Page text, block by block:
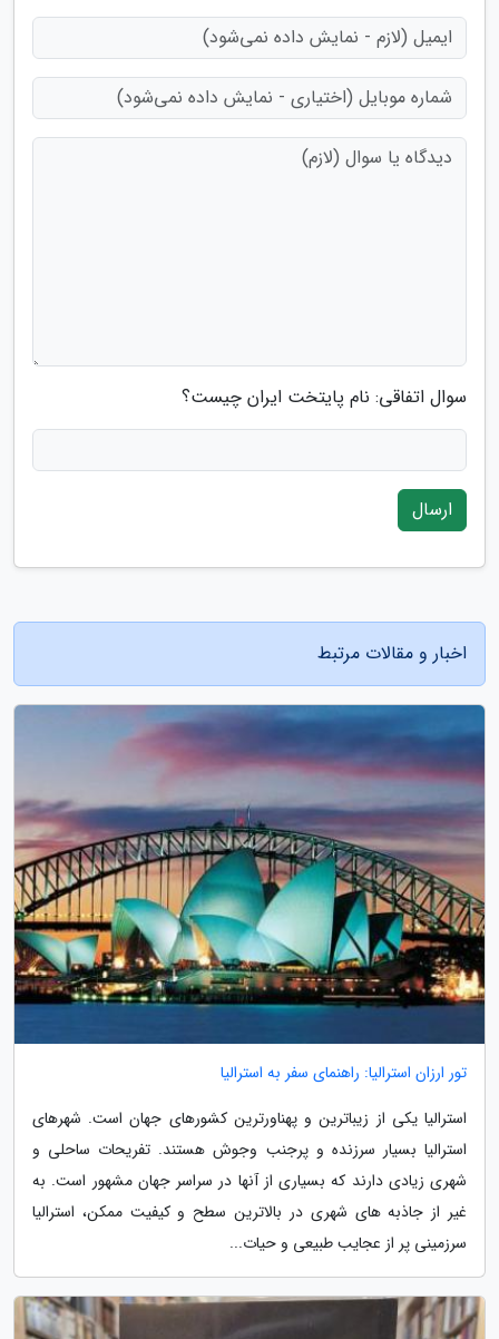
سوال اتفاقی: نام پایتخت ایران چیست؟
ارسال
اخبار و مقالات مرتبط
تور ارزان استرالیا: راهنمای سفر به استرالیا
استرالیا یکی از زیباترین و پهناورترین کشورهای جهان است. شهرهای
استرالیا بسیار سرزنده و پرجنب وجوش هستند. تفریحات ساحلی و
شهری زیادی دارند که بسیاری از آنها در سراسر جهان مشهور است. به
غیر از جاذبه های شهری در بالاترین سطح و کیفیت ممکن، استرالیا
سرزمینی پر از عجایب طبیعی و حیات...